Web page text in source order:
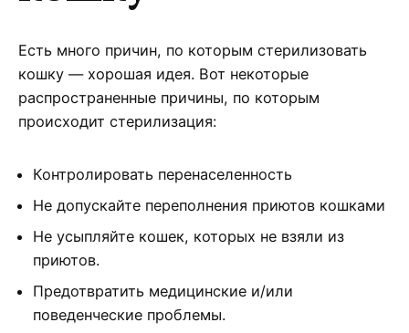
Есть много причин, по которым стерилизовать
кошку — хорошая идея. Вот некоторые
распространенные причины, по которым
происходит стерилизация:
Контролировать перенаселенность
Не допускайте переполнения приютов кошками
Не усыпляйте кошек, которых не взяли из
приютов.
Предотвратить медицинские и/или
поведенческие проблемы.